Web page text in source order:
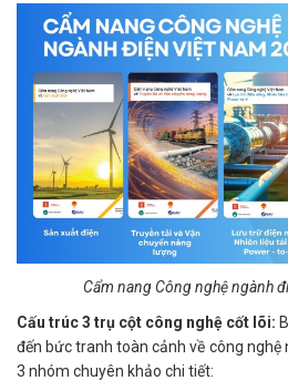
Cẩm nang Công nghệ ngành
Cấu trúc 3 trụ cột công nghệ cốt lõi:
đến bức tranh toàn cảnh về công nghệ
3 nhóm chuyên khảo chi tiết: